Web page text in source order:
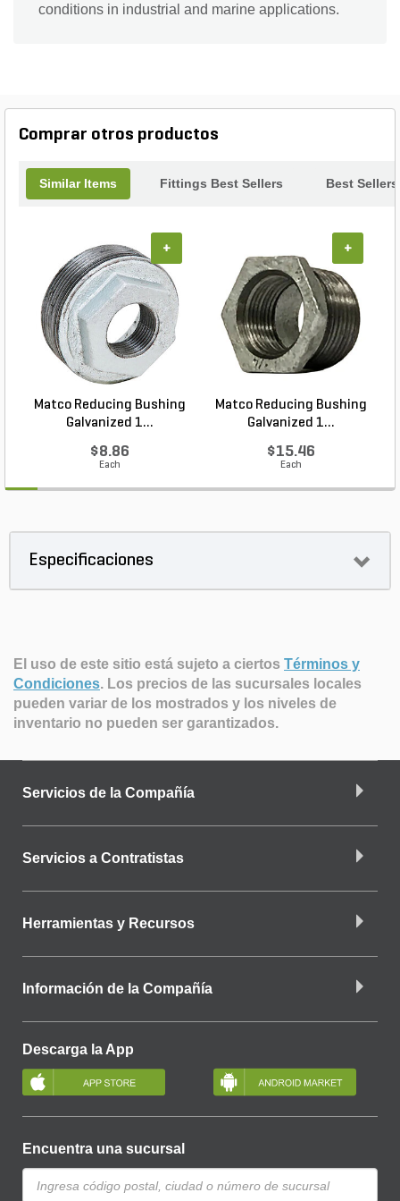
conditions in industrial and marine applications.
Comprar otros productos
Similar Items Fittings Best Sellers Best Sellers
Matco Reducing Bushing
Galvanized 1...
$8.86
Each
+
Matco Reducing Bushing
Galvanized 1...
$15.46
Each
+
Especificaciones
El uso de este sitio está sujeto a ciertos Términos y
Condiciones. Los precios de las sucursales locales
pueden variar de los mostrados y los niveles de
inventario no pueden ser garantizados.
Servicios de la Compañía
Servicios a Contratistas
Herramientas y Recursos
Información de la Compañía
Descarga la App
Encuentra una sucursal